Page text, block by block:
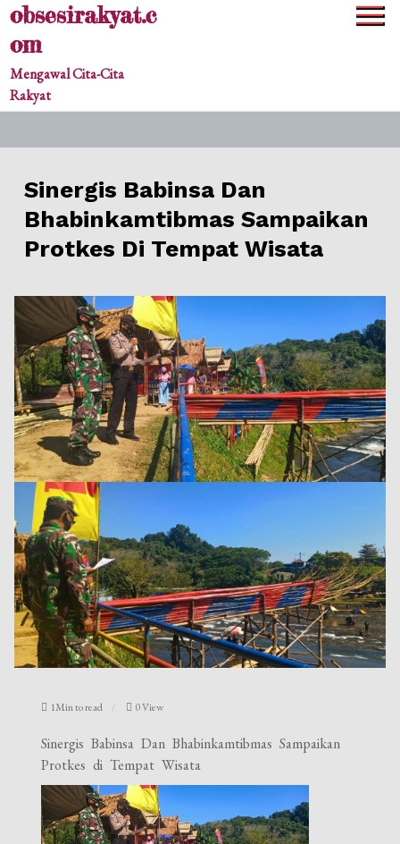
Skipobsesirakyat.c
om
Mengawal Cita-Cita
Rakyat
Sinergis Babinsa Dan
Bhabinkamtibmas Sampaikan
Protkes Di Tempat Wisata
1Min to read 0 View
Sinergis Babinsa Dan Bhabinkamtibmas Sampaikan
Protkes di Tempat Wisata